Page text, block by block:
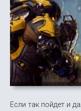
Если так пойдет и